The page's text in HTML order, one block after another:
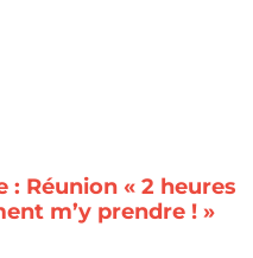
: Réunion « 2 heures
m’y prendre ! »